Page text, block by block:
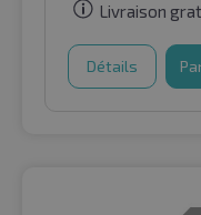
Livraison
Détails